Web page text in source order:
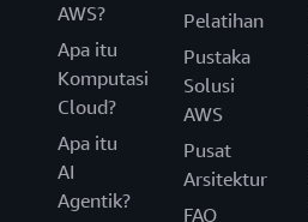
AWS?
Apa itu
Komputasi
Cloud?
Apa itu
AI
Agentik?
Pelatihan
Pustaka
Solusi
AWS
Pusat
Arsitektur
FAQ